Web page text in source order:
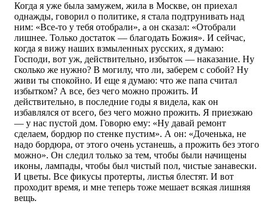
Когда я уже была замужем, жила в Москве, он приехал
однажды, говорил о политике, я стала подтрунивать над
ним: «Все-то у тебя отобрали», а он сказал: «Отобрали
лишнее. Только достаток — благодать Божия». И сейчас,
когда я вижу наших взмыленных русских, я думаю:
Господи, вот уж, действительно, избыток — наказание. Ну
сколько же нужно? В могилу, что ли, заберем с собой? Ну
живи ты спокойно. И еще я думаю: что же папа считал
избытком? А все, без чего можно прожить. И
действительно, в последние годы я видела, как он
избавлялся от всего, без чего можно прожить. Я приезжаю
— у нас пустой дом. Говорю ему: «Ну давай ремонт
сделаем, бордюр по стенке пустим». А он: «Доченька, не
надо бордюра, от этого очень устанешь, а прожить без этого
можно». Он следил только за тем, чтобы были начищены
иконы, лампады, чтобы был чистый пол, чистые занавески.
И цветы. Все фикусы протерты, листья блестят. И вот
проходит время, и мне теперь тоже мешает всякая лишняя
вещь.